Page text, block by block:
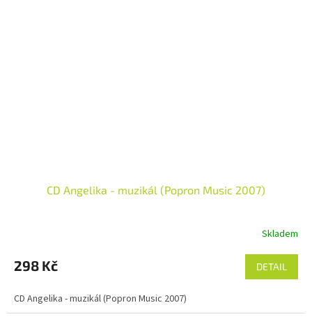
CD Angelika - muzikál (Popron Music 2007)
Skladem
298 Kč DETAIL
CD Angelika - muzikál (Popron Music 2007)